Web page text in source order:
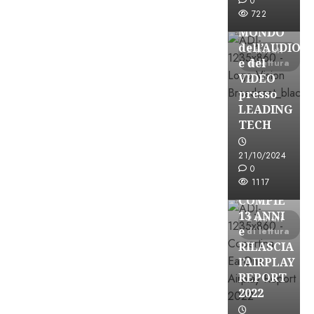
722
2 minuti
di lettura
il
MONDO
dell’AUDIO
e del
VIDEO
presso
LEADING
TECH
21/10/2024
0
1117
2 minuti
di lettura
Partnership
EARONE
COMPIE
13 ANNI
e
RILASCIA
l’AIRPLAY
REPORT
2022